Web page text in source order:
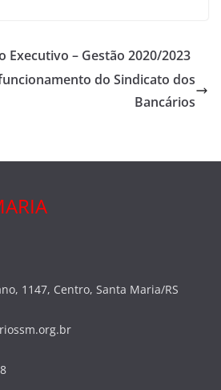
Executivo – Gestão 2020/2023
do Sindicato dos
Bancários
1147, Centro, Santa Maria/RS